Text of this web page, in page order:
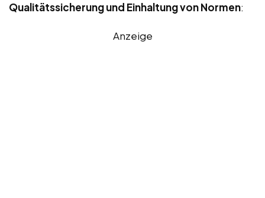
Qualitätssicherung und Einhaltung von Normen:
Anzeige